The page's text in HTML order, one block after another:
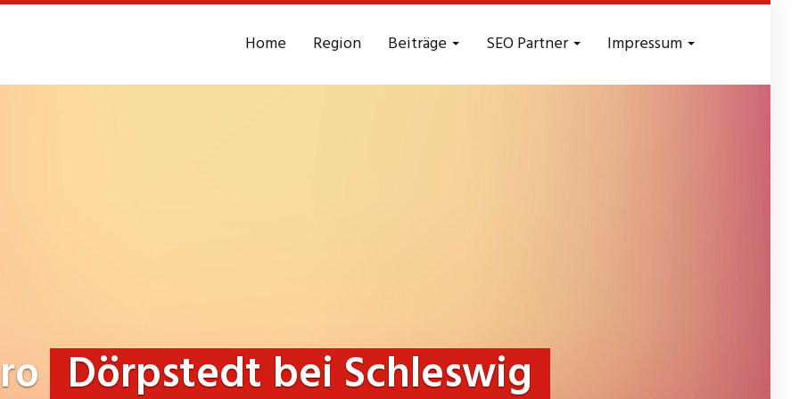
Home Region Beiträge SEO Partner Impressum
Dörpstedt bei Schleswig